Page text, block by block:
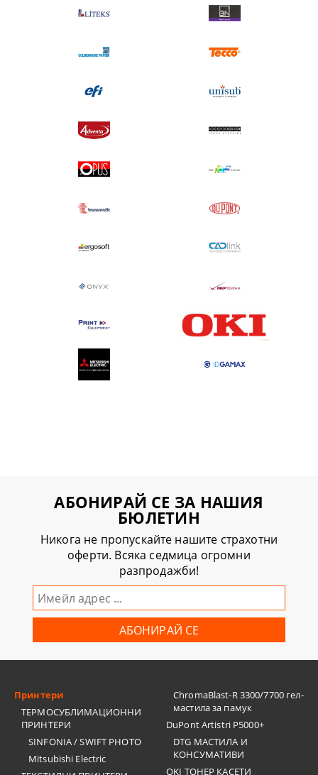
АБОНИРАЙ СЕ ЗА НАШИЯ
БЮЛЕТИН
Никога не пропускайте нашите страхотни
оферти. Всяка седмица огромни
разпродажби!
Принтери
ТЕРМОСУБЛИМАЦИОННИ
ПРИНТЕРИ
SINFONIA / SWIFT PHOTO
Mitsubishi Electric
ChromaBlast-R 3300/7700 гел-
мастила за памук
DuPont Artistri P5000+
DTG МАСТИЛА И
КОНСУМАТИВИ
OKI ТОНЕР КАСЕТИ